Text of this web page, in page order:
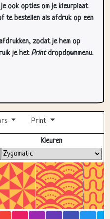
ook opties om je kleurplaat
te bestellen als afdruk op een
zodat je hem op
je hetPrintdropdownmenu.
Print
Volledig scherm
Kleuren